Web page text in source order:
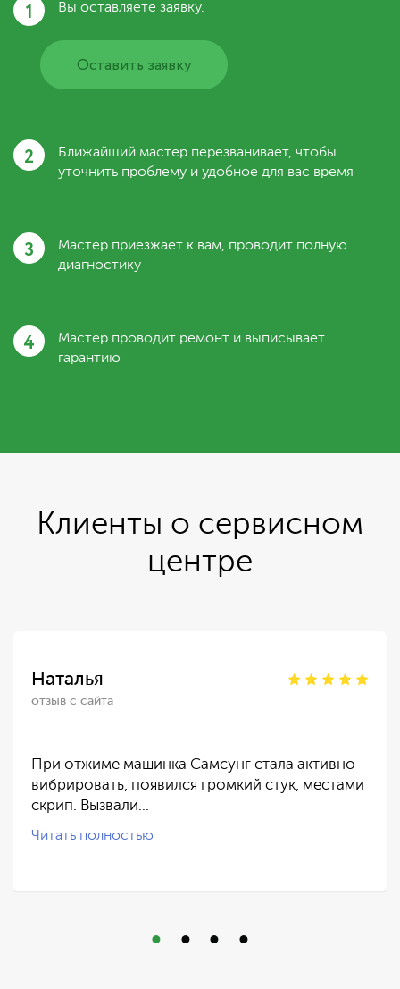
1 Вы оставляете заявку.
Оставить заявку
2
Ближайший мастер перезванивает, чтобы
уточнить проблему и удобное для вас время
3
Мастер приезжает к вам, проводит полную
диагностику
4
Мастер проводит ремонт и выписывает
гарантию
Клиенты о сервисном
центре
Наталья
отзыв с сайта
При отжиме машинка Самсунг стала активно
вибрировать, появился громкий стук, местами
скрип. Вызвали…
Читать полностью